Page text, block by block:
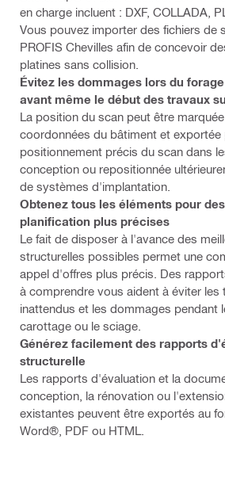
en charge incluent : DXF, COLLADA,
Vous pouvez importer des fichiers de
PROFIS Chevilles afin de concevoir
platines sans collision.
Évitez les dommages lors du
avant même le début des travaux
La position du scan peut être
coordonnées du bâtiment et exportée
positionnement précis du scan dans
conception ou repositionnée
de systèmes d'implantation.
Obtenez tous les éléments pour
planification plus précises
Le fait de disposer à l'avance des
structurelles possibles permet une
appel d'offres plus précis. Des
à comprendre vous aident à éviter les
inattendus et les dommages pendant
carottage ou le sciage.
Générez facilement des rapports
structurelle
Les rapports d'évaluation et la
conception, la rénovation ou
existantes peuvent être exportés au
Word®, PDF ou HTML.